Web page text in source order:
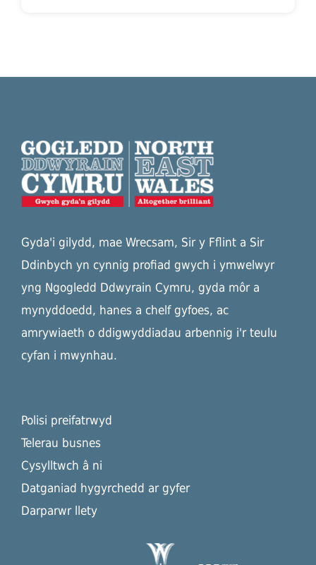
Gyda'i gilydd, mae Wrecsam, Sir y Fflint a Sir
Ddinbych yn cynnig profiad gwych i ymwelwyr
yng Ngogledd Ddwyrain Cymru, gyda môr a
mynyddoedd, hanes a chelf gyfoes, ac
amrywiaeth o ddigwyddiadau arbennig i'r teulu
cyfan i mwynhau.
Polisi preifatrwyd
Telerau busnes
Cysylltwch â ni
Datganiad hygyrchedd ar gyfer
Darparwr llety